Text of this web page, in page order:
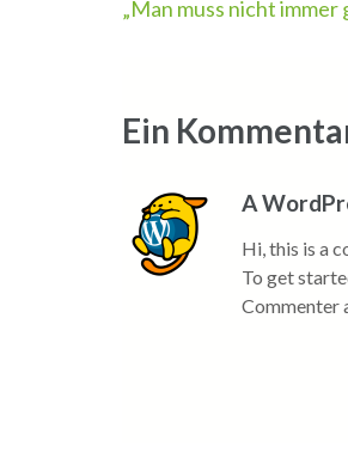
„Man muss nicht immer
Ein
A
Hi, this is a
To get
Commenter